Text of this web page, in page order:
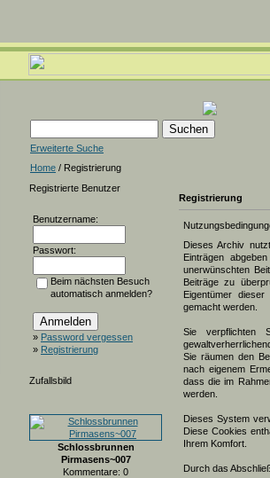
Erweiterte Suche
Home / Registrierung
Registrierte Benutzer
Benutzername:
Passwort:
Beim nächsten Besuch
automatisch anmelden?
» Password vergessen
» Registrierung
Zufallsbild
Schlossbrunnen
Pirmasens~007
Kommentare: 0
Registrierung
Dieses Archiv
Einträgen
unerwünschten
Beiträge zu
Eigentümer
gemacht werden.
Sie verpflichten
Sie räumen den
nach eigenem
dass die im
werden.
Dieses System
Diese Cookies
Ihrem Komfort.
Durch das